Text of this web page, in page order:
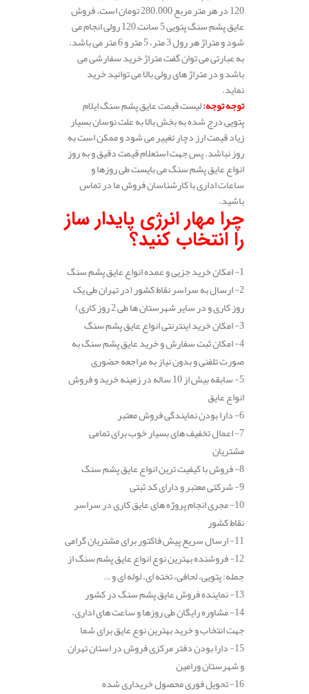
120 در هر متر مربع 280.000 تومان است. فروش
عایق پشم سنگ پتویی 5 سانت 120 رولی انجام می
شود و متراژ هر رول 3 متر، 5 متر و 6 متر می باشد.
به عبارتی می توان گفت متراژ خرید سفارشی می
باشد و در متراژ های رولی بالا می توانید خرید
نماید.
توجه توجه:لیست قیمت عایق پشم سنگ ایلام
پتویی درج شده به بخش بالا به علت نوسان بسیار
زیاد قیمت ارز دچار تغییر می شود و ممکن است به
روز نباشد. پس جهت استعلام قیمت دقیق و به روز
انواع عایق پشم سنگ می بایست طی روزها و
ساعات اداری با کارشناسان فروش ما در تماس
باشید.
چرا مهار انرژی پایدار ساز
را انتخاب کنید؟
1- امکان خرید جزیی و عمده انواع عایق پشم سنگ
2- ارسال به سراسر نقاط کشور (در تهران طی یک
روز کاری و در سایر شهرستان ها طی 2 روز کاری)
3- امکان خرید اینترنتی انواع عایق پشم سنگ
4- امکان ثبت سفارش و خرید عایق پشم سنگ به
صورت تلفنی و بدون نیاز به مراجعه حضوری
5- سابقه بیش از 10 ساله در زمینه خرید و فروش
انواع عایق
6- دارا بودن نمایندگی فروش معتبر
7- اعمال تخفیف های بسیار خوب برای تمامی
مشتریان
8- فروش با کیفیت ترین انواع عایق پشم سنگ
9- شرکتی معتبر و دارای کد ثبتی
10- مجری انجام پروژه های عایق کاری در سراسر
نقاط کشور
11- ارسال سریع پیش فاکتور برای مشتریان گرامی
12- فروشنده بهترین نوع انواع عایق پشم سنگ از
جمله: پتویی، لحافی، تخته ای، لوله ای و …
13- نماینده فروش عایق پشم سنگ در کشور
14- مشاوره رایگان طی روزها و ساعت های اداری،
جهت انتخاب و خرید بهترین نوع عایق برای شما
15- دارا بودن دفتر مرکزی فروش در استان تهران
و شهرستان ورامین
16- تحویل فوری محصول خریداری شده